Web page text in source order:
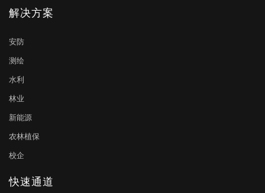
解决方案
安防
测绘
水利
林业
新能源
农林植保
校企
快速通道